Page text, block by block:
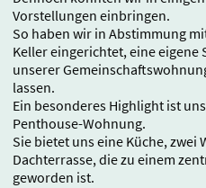
Vorstellungen einbringen.
So haben wir in Abstimmung
Keller eingerichtet, eine
unserer
lassen.
Ein besonderes Highlight ist
Penthouse-Wohnung.
Sie bietet uns eine Küche,
Dachterrasse, die zu einem
geworden ist.